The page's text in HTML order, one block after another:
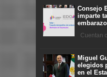
Consejo
imparte
Cuentan
Miguel
elegidos
en el